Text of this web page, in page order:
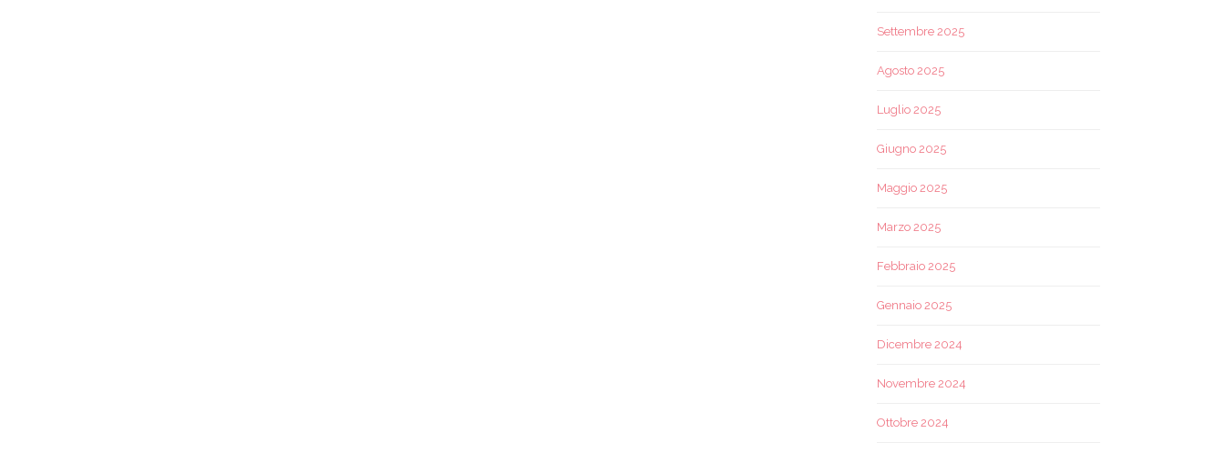
Settembre 2025
Agosto 2025
Luglio 2025
Giugno 2025
Maggio 2025
Marzo 2025
Febbraio 2025
Gennaio 2025
Dicembre 2024
Novembre 2024
Ottobre 2024